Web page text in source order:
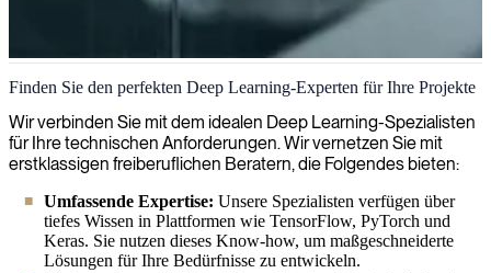
Deep learning
Wir helfen Organisationen, die Leistungsfähigkeit des Deep
Learnings zu nutzen, damit sie große Datenmengen analysieren und
verborgene Muster für intelligentere Entscheidungsfindung
Implementierung neuronaler Netze begleiten, die Ihre
Geschäftsprozesse transformieren.
Finden Sie den perfekten Deep Learning-Experten für Ihre Projekte
Wir verbinden Sie mit dem idealen Deep Learning-Spezialisten
für Ihre technischen Anforderungen. Wir vernetzen Sie mit
erstklassigen freiberuflichen Beratern, die Folgendes bieten:
Umfassende Expertise: Unsere Spezialisten verfügen über
tiefes Wissen in Plattformen wie TensorFlow, PyTorch und
Keras. Sie nutzen dieses Know-how, um maßgeschneiderte
Lösungen für Ihre Bedürfnisse zu entwickeln.